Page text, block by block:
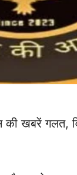
की खबरें गलत,